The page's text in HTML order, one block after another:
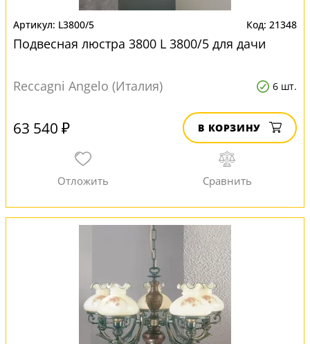
L3800/5 21348
Подвесная люстра 3800 L 3800/5 для дачи
Reccagni Angelo (Италия) 6 шт.
63 540 ₽ В КОРЗИНУ